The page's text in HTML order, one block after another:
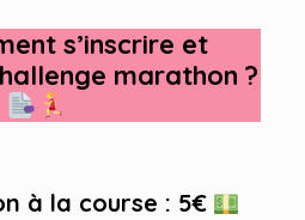
s’inscrire et
marathon ?
à la course : 5€